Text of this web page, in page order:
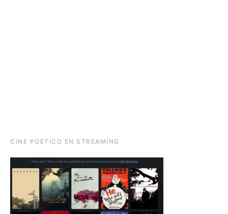
CINE POÉTICO EN STREAMING